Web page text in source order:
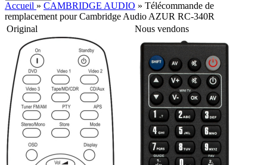
Accueil » CAMBRIDGE AUDIO » Télécommande de
remplacement pour Cambridge Audio AZUR RC-340R
Original
Nous vendons